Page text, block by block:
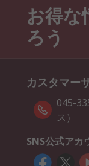
お得な
ろう
カスタマー
045-
ス）
SNS公式アカ